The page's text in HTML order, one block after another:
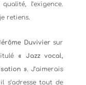
l’exigence.
retiens.
Duviviersur
« Jazz vocal,
». J’aimerais
s’adresse tout de